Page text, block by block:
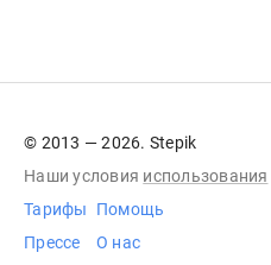
© 2013 — 2026. Stepik
Наши условия использования
Тарифы
Прессе
Помощь
О нас